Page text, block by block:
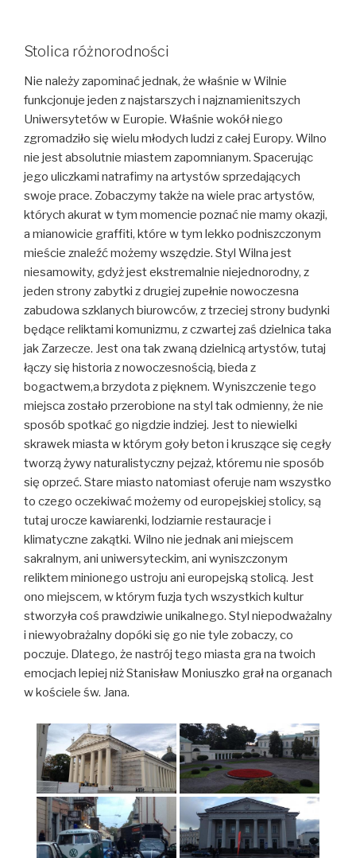
Stolica różnorodności
Nie należy zapominać jednak, że właśnie w Wilnie
funkcjonuje jeden z najstarszych i najznamienitszych
Uniwersytetów w Europie. Właśnie wokół niego
zgromadziło się wielu młodych ludzi z całej Europy. Wilno
nie jest absolutnie miastem zapomnianym. Spacerując
jego uliczkami natrafimy na artystów sprzedających
swoje prace. Zobaczymy także na wiele prac artystów,
których akurat w tym momencie poznać nie mamy okazji,
a mianowicie graffiti, które w tym lekko podniszczonym
mieście znaleźć możemy wszędzie. Styl Wilna jest
niesamowity, gdyż jest ekstremalnie niejednorodny, z
jeden strony zabytki z drugiej zupełnie nowoczesna
zabudowa szklanych biurowców, z trzeciej strony budynki
będące reliktami komunizmu, z czwartej zaś dzielnica taka
jak Zarzecze. Jest ona tak zwaną dzielnicą artystów, tutaj
łączy się historia z nowoczesnością, bieda z
bogactwem,a brzydota z pięknem. Wyniszczenie tego
miejsca zostało przerobione na styl tak odmienny, że nie
sposób spotkać go nigdzie indziej. Jest to niewielki
skrawek miasta w którym goły beton i kruszące się cegły
tworzą żywy naturalistyczny pejzaż, któremu nie sposób
się oprzeć. Stare miasto natomiast oferuje nam wszystko
to czego oczekiwać możemy od europejskiej stolicy, są
tutaj urocze kawiarenki, lodziarnie restauracje i
klimatyczne zakątki. Wilno nie jednak ani miejscem
sakralnym, ani uniwersyteckim, ani wyniszczonym
reliktem minionego ustroju ani europejską stolicą. Jest
ono miejscem, w którym fuzja tych wszystkich kultur
stworzyła coś prawdziwie unikalnego. Styl niepodważalny
i niewyobrażalny dopóki się go nie tyle zobaczy, co
poczuje. Dlatego, że nastrój tego miasta gra na twoich
emocjach lepiej niż Stanisław Moniuszko grał na organach
w kościele św. Jana.